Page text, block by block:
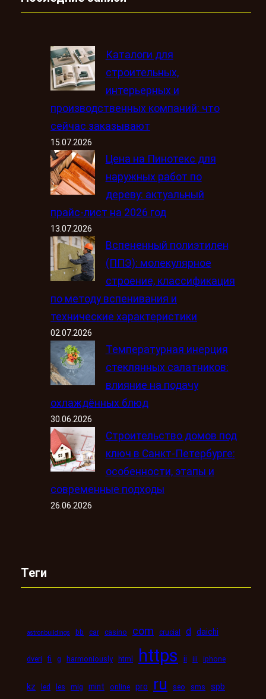
Каталоги для
строительных,
интерьерных и
производственных компаний: что
сейчас заказывают
15.07.2026
Цена на Пинотекс для
наружных работ по
дереву: актуальный
прайс-лист на 2026 год
13.07.2026
Вспененный полиэтилен
(ППЭ): молекулярное
строение, классификация
по методу вспенивания и
технические характеристики
02.07.2026
Температурная инерция
стеклянных салатников:
влияние на подачу
охлаждённых блюд
30.06.2026
Строительство домов под
ключ в Санкт-Петербурге:
особенности, этапы и
современные подходы
26.06.2026
Теги
astronbuildings bb car casino com crucial d daichi
dveri fi g harmoniously html https ii iii iphone
kz led les mig mint online pro ru seo sms spb